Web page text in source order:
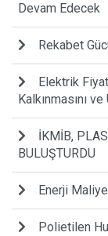
Devam Edecek
Rekabet
Elektrik
Kalkınmasını
İKMİB,
BULUŞTURDU
Enerji
Polietilen